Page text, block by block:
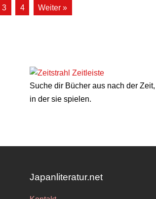
3 4 Weiter »
Zeitleiste
Suche dir Bücher aus nach der Zeit,
in der sie spielen.
Japanliteratur.net